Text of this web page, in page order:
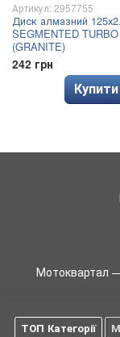
Артикул: 2957755
Диск алмазний
SEGMENTED
(GRANITE)
242 грн
Купити
Мотоквартал
ТОП Категорії